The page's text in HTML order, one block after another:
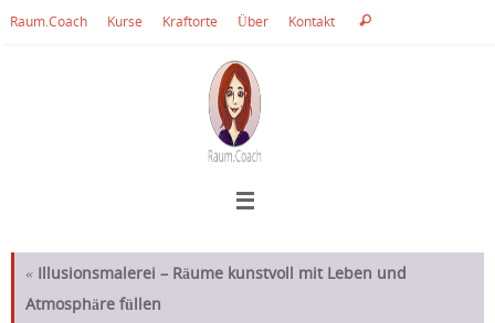
ZumRaum.Coach Kurse Kraftorte Über Kontakt Suchen
« Illusionsmalerei – Räume kunstvoll mit Leben und
Atmosphäre füllen